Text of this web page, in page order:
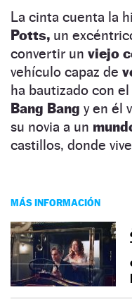
La cinta cuenta la
Potts, un
convertir un viejo
vehículo capaz de
ha bautizado con
Bang Bang y en él
su novia a un
castillos, donde
MÁS INFORMACIÓN